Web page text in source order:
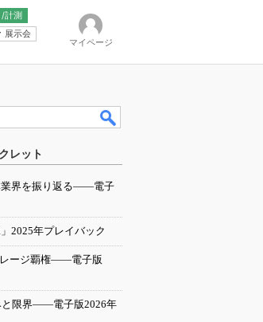
/計測
展示会
マイページ
レット
業界を振り返る――電子
」2025年プレイバック
ージ覇権――電子版
と限界――電子版2026年